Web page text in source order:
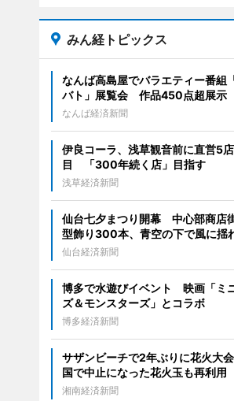
みん経トピックス
なんば高島屋でバラエティー番組
バト」展覧会 作品450点超展示
なんば経済新聞
伊良コーラ、浅草観音前に直営5
目 「300年続く店」目指す
浅草経済新聞
仙台七夕まつり開幕 中心部商店
型飾り300本、青空の下で風に揺
仙台経済新聞
博多で水遊びイベント 映画「ミ
ズ＆モンスターズ」とコラボ
博多経済新聞
サザンビーチで2年ぶりに花火大
国で中止になった花火玉も再利用
湘南経済新聞